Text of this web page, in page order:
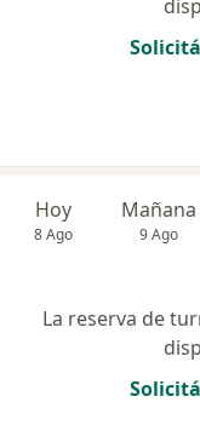
Dirección 5
Hoy
8 Ago
Mañana
9 Ago
La reserva de